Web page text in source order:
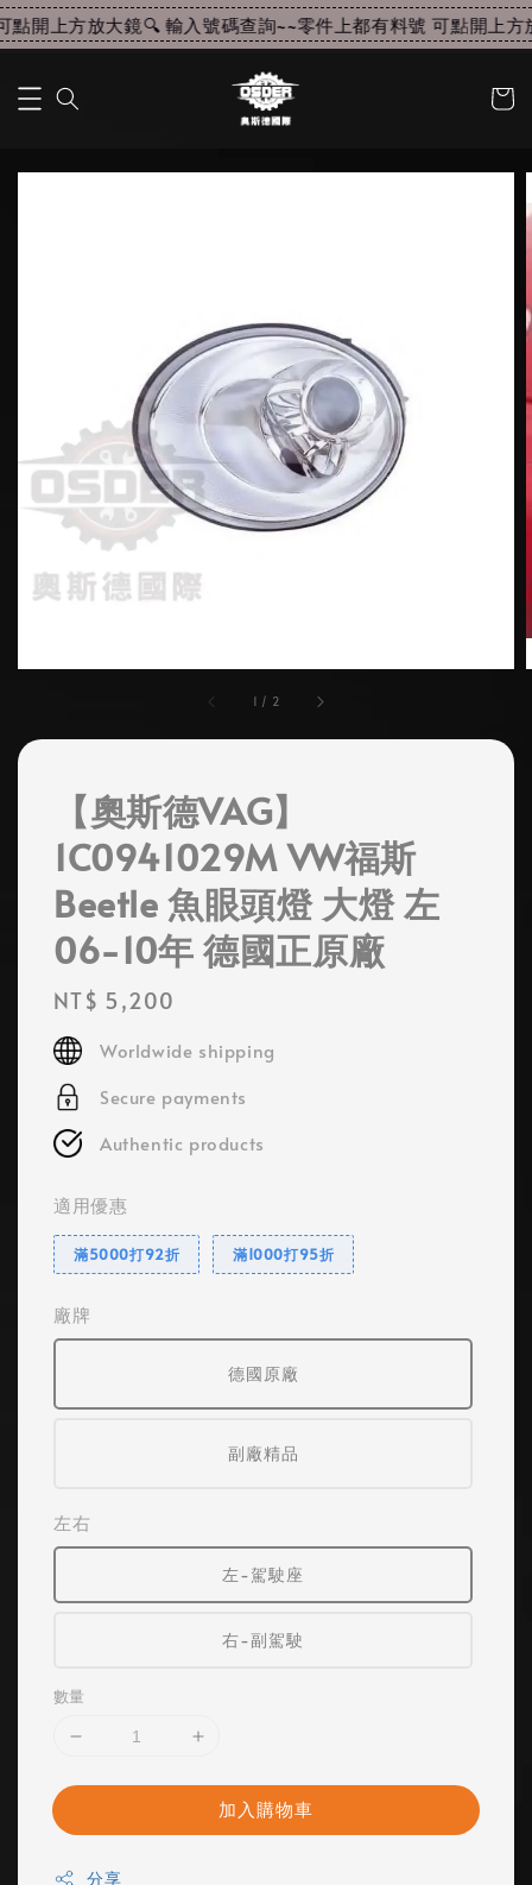
開上方放大鏡🔍 輸入號碼查詢~~零件上都有料號 可點開上方
1 / 2
【奧斯德VAG】
1C0941029M VW福斯
Beetle 魚眼頭燈 大燈 左
06-10年 德國正原廠
Regular
price
NT$ 5,200
Worldwide shipping
Secure payments
Authentic products
適用優惠
滿5000打92折 滿1000打95折
廠牌
德國原廠
副廠精品
左右
左-駕駛座
右-副駕駛
數量
加入購物車
分享